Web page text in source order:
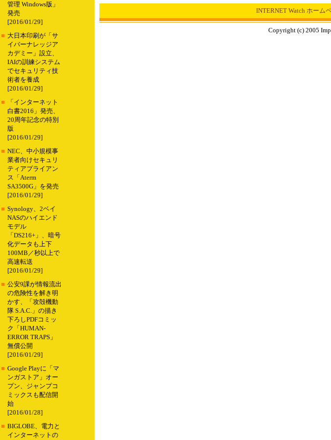
管理 Windows版」
発売
[2016/01/29]
■ 大日本印刷が「サ
イバーナレッジア
カデミー」設立、
IAIの訓練システム
でセキュリティ技
術者を養成
[2016/01/29]
■
「インターネット
白書2016」発売、
20周年記念の特別
版
[2016/01/29]
■ NEC、中小規模事
業者向けセキュリ
ティアプライアン
ス「Aterm
SA3500G」を発売
[2016/01/29]
■ Synology、2ベイ
NASのハイエンド
モデル
「DS216+」、暗号
化データも上下
100MB／秒以上で
高速転送
[2016/01/29]
■ 公安9課が情報流出
の危険性を解き明
かす、「攻殻機動
隊 S.A.C.」の描き
下ろしPDFコミッ
ク「HUMAN-
ERROR TRAPS」
無償公開
[2016/01/29]
■ Google Playに「マ
ンガストア」オー
プン、ジャンプコ
ミックスも配信開
始
[2016/01/28]
■ BIGLOBE、電力と
インターネットの
INTERNET Watch ホーム
Copyright (c) 2005